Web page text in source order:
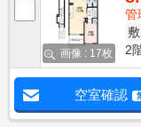
画像 : 17枚
管
敷
2
空室確認